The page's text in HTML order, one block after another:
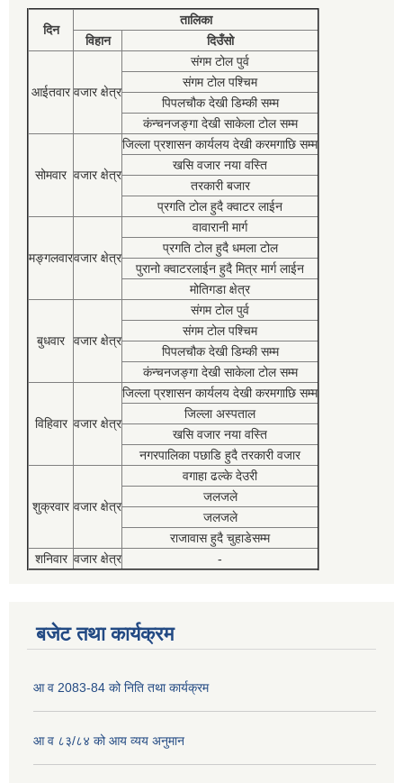
दिन
तालिका
विहान
दिउँसो
आईतवार वजार क्षेत्र
संगम टोल पुर्व
संगम टोल पश्चिम
पिपलचौक देखी डिम्की सम्म
कंन्चनजङ्गा देखी साकेला टोल सम्म
सोमवार वजार क्षेत्र
जिल्ला प्रशासन कार्यलय देखी करमगाछि सम्म
खसि वजार नया वस्ति
तरकारी बजार
प्रगति टोल हुदै क्वाटर लाईन
मङ्गलवारवजार क्षेत्र
वावारानी मार्ग
प्रगति टोल हुदै धमला टोल
पुरानो क्वाटरलाईन हुदै मित्र मार्ग लाईन
मोतिगडा क्षेत्र
बुधवार वजार क्षेत्र
संगम टोल पुर्व
संगम टोल पश्चिम
पिपलचौक देखी डिम्की सम्म
कंन्चनजङ्गा देखी साकेला टोल सम्म
विहिवार वजार क्षेत्र
जिल्ला प्रशासन कार्यलय देखी करमगाछि सम्म
जिल्ला अस्पताल
खसि वजार नया वस्ति
नगरपालिका पछाडि हुदै तरकारी वजार
शुक्रवार वजार क्षेत्र
वगाहा ढल्के देउरी
जलजले
जलजले
राजावास हुदै चुहाडेसम्म
शनिवार वजार क्षेत्र -
बजेट तथा कार्यक्रम
आ व 2083-84 को निति तथा कार्यक्रम
आ व ८३/८४ को आय व्यय अनुमान